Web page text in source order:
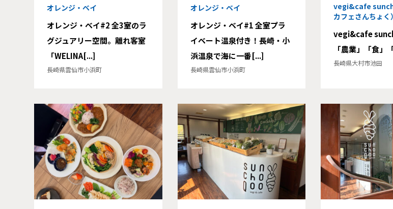
オレンジ・ベイ
オレンジ・ベイ#2 全3室のラ
グジュアリー空間。離れ客室
「WELINA[...]
長崎県雲仙市小浜町
オレンジ・ベイ
オレンジ・ベイ#1 全室プラ
イベート温泉付き！長崎・小
浜温泉で海に一番[...]
長崎県雲仙市小浜町
vegi&cafe
カフェさんちょく）
vegi&cafe
「農業」「食」
長崎県大村市池田